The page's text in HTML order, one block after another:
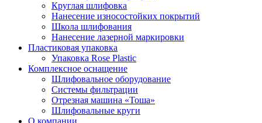
Круглая шлифовка
Нанесение износостойких покрытий
Школа шлифования
Нанесение лазерной маркировки
Пластиковая упаковка
Упаковка Rose Plastic
Комплексное оснащение
Шлифовальное оборудование
Системы фильтрации
Отрезная машина «Тоша»
Шлифовальные круги
О компании